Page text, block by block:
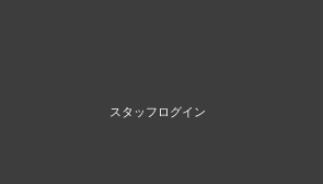
スタッフログイン